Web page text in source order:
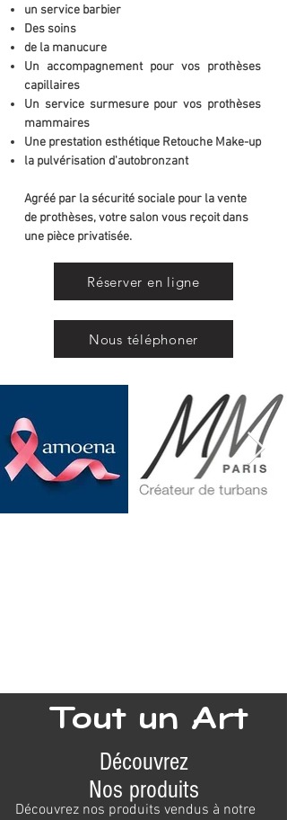
un service barbier
Des soins
de la manucure
Un accompagnement pour vos prothèses
capillaires
Un service surmesure pour vos prothèses
mammaires
Une prestation esthétique Retouche Make-up
la pulvérisation d'autobronzant
Agréé par la sécurité sociale pour la vente
de prothèses, votre salon vous reçoit dans
une pièce privatisée.
Réserver en ligne
Nous téléphoner
Tout un Art
Découvrez nos produits vendus à notre
Découvrez
Nos produits